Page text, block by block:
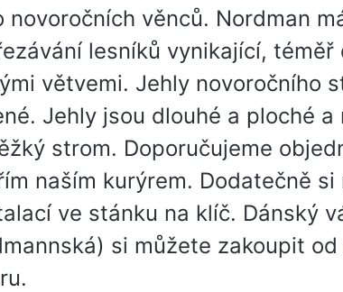
novoročních věnců. Nordman
lesníků vynikající, téměř
větvemi. Jehly novoročního
Jehly jsou dlouhé a ploché
strom. Doporučujeme
naším kurýrem. Dodatečně
ve stánku na klíč. Dánský
si můžete zakoupit od